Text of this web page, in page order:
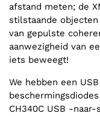
afstand meten; de
stilstaande
van gepulste
aanwezigheid van
iets beweegt!
We hebben een
CH340C USB -